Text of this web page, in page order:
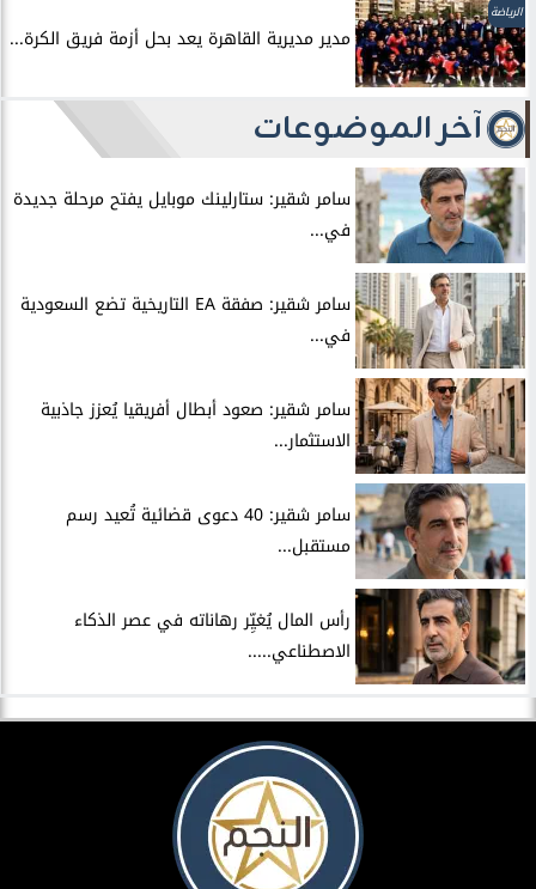
الرياضة
مدير مديرية القاهرة يعد بحل أزمة فريق الكرة...
آخر الموضوعات
سامر شقير: ستارلينك موبايل يفتح مرحلة جديدة
في...
سامر شقير: صفقة EA التاريخية تضع السعودية
في...
سامر شقير: صعود أبطال أفريقيا يُعزز جاذبية
الاستثمار...
سامر شقير: 40 دعوى قضائية تُعيد رسم
مستقبل...
رأس المال يُغيِّر رهاناته في عصر الذكاء
الاصطناعي.....